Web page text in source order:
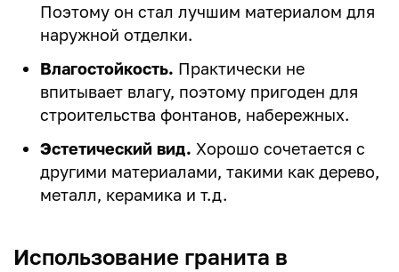
Поэтому он стал лучшим материалом для
наружной отделки.
Влагостойкость. Практически не
впитывает влагу, поэтому пригоден для
строительства фонтанов, набережных.
Эстетический вид. Хорошо сочетается с
другими материалами, такими как дерево,
металл, керамика и т.д.
Использование гранита в